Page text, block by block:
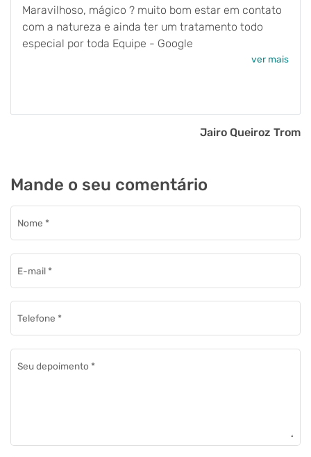
Maravilhoso, mágico ? muito bom estar em contato
com a natureza e ainda ter um tratamento todo
especial por toda Equipe - Google
ver mais
Jairo Queiroz Trom
Mande o seu comentário
Nome *
E-mail *
Telefone *
Seu depoimento *